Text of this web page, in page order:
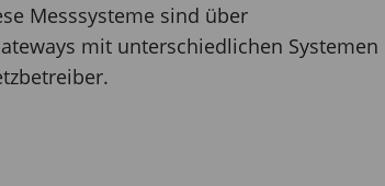
Messsysteme sind über
mit unterschiedlichen Systemen